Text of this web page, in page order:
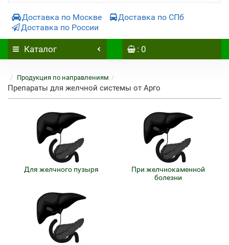
Доставка по Москве
Доставка по СПб
Доставка по России
Каталог : 0
Продукция по направлениям
Препараты для желчной системы от Арго
Для желчного пузыря
При желчнокаменной
болезни